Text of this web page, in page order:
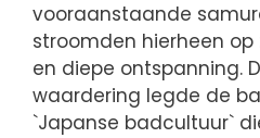
vooraanstaande
stroomden hierheen op
en diepe ontspanning.
waardering legde de
`Japanse badcultuur`